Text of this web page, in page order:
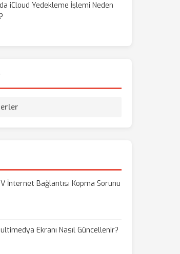
iCloud Yedekleme İşlemi Neden
İnternet Bağlantısı Kopma Sorunu
Ekranı Nasıl Güncellenir?